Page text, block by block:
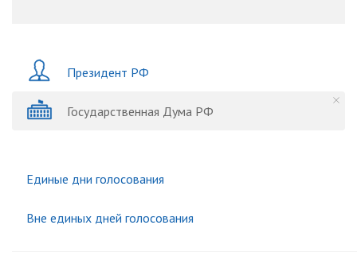
Президент РФ
Государственная Дума РФ
Единые дни голосования
Вне единых дней голосования